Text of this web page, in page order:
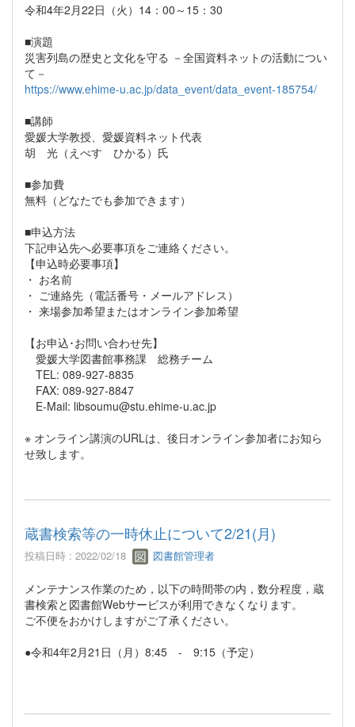
令和4年2月22日（火）14：00～15：30
■演題
災害列島の歴史と文化を守る －全国資料ネットの活動につい
て－
https://www.ehime-u.ac.jp/data_event/data_event-185754/
■講師
愛媛大学教授、愛媛資料ネット代表
胡 光（えべす ひかる）氏
■参加費
無料（どなたでも参加できます）
■申込方法
下記申込先へ必要事項をご連絡ください。
【申込時必要事項】
・ お名前
・ ご連絡先（電話番号・メールアドレス）
・ 来場参加希望またはオンライン参加希望
【お申込･お問い合わせ先】
愛媛大学図書館事務課 総務チーム
TEL: 089-927-8835
FAX: 089-927-8847
E-Mail: libsoumu@stu.ehime-u.ac.jp
※ オンライン講演のURLは、後日オンライン参加者にお知ら
せ致します。
蔵書検索等の一時休止について2/21(月)
投稿日時 : 2022/02/18 図書館管理者
メンテナンス作業のため，以下の時間帯の内，数分程度，蔵
書検索と図書館Webサービスが利用できなくなります。
ご不便をおかけしますがご了承ください。
●令和4年2月21日（月）8:45 - 9:15（予定）